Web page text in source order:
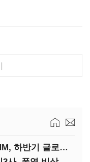
티빙·콘텐츠 IP 키운다…CJ ENM, 하반기 글로벌 확장 가속